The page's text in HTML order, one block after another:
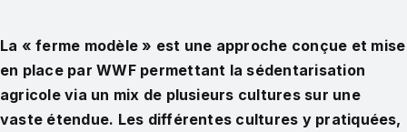
La « ferme modèle » est une approche conçue et mise
en place par WWF permettant la sédentarisation
agricole via un mix de plusieurs cultures sur une
vaste étendue. Les différentes cultures y pratiquées,